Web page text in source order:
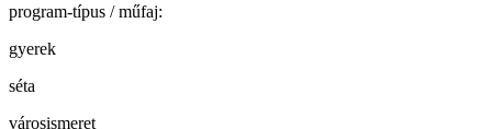
program-típus / műfaj:
gyerek
séta
városismeret